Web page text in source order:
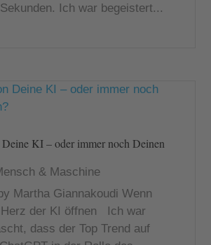
Ich war begeistert...
KI – oder immer noch Deinen
& Maschine
Martha Giannakoudi Wenn
der KI öffnen Ich war
dass der Top Trend auf